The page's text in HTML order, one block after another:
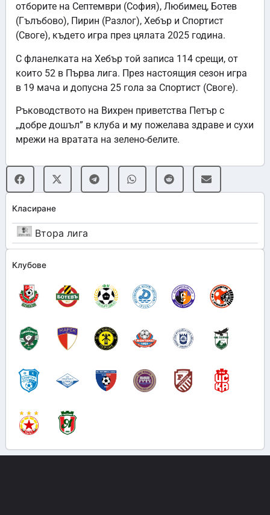
Класиране
Втора лига
Клубове
отборите на Септември (София), Любимец, Ботев
(Гълъбово), Пирин (Разлог), Хебър и Спортист
(Своге), където игра през цялата 2025 година.
С фланелката на Хебър той записа 114 срещи, от
които 52 в Първа лига. През настоящия сезон игра
в 19 мача и допусна 25 гола за Спортист (Своге).
Ръководството на Вихрен приветства Петър с
„добре дошъл” в клуба и му пожелава здраве и сухи
мрежи на вратата на зелено-белите.